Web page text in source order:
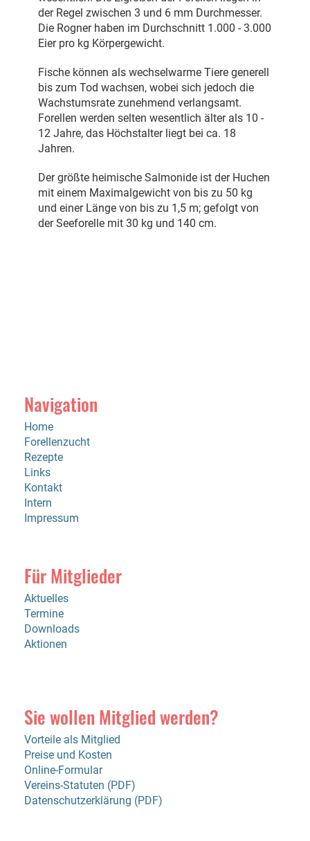
der Regel zwischen 3 und 6 mm Durchmesser.
Die Rogner haben im Durchschnitt 1.000 - 3.000
Eier pro kg Körpergewicht.
Fische können als wechselwarme Tiere generell
bis zum Tod wachsen, wobei sich jedoch die
Wachstumsrate zunehmend verlangsamt.
Forellen werden selten wesentlich älter als 10 -
12 Jahre, das Höchstalter liegt bei ca. 18
Jahren.
Der größte heimische Salmonide ist der Huchen
mit einem Maximalgewicht von bis zu 50 kg
und einer Länge von bis zu 1,5 m; gefolgt von
der Seeforelle mit 30 kg und 140 cm.
Navigation
Home
Forellenzucht
Rezepte
Links
Kontakt
Intern
Impressum
Für Mitglieder
Aktuelles
Termine
Downloads
Aktionen
Sie wollen Mitglied werden?
Vorteile als Mitglied
Preise und Kosten
Online-Formular
Vereins-Statuten (PDF)
Datenschutzerklärung (PDF)